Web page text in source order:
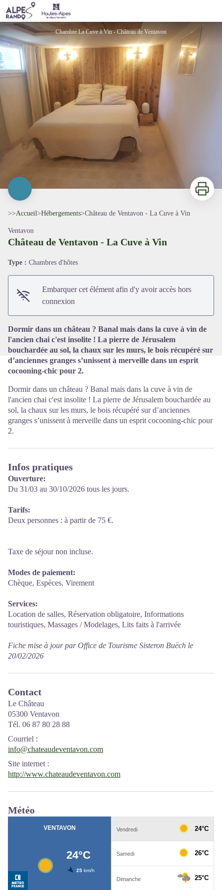
Château de Ventavon - La Cuve à Vin
Chambre La Cuve à Vin - Château de Ventavon
Voir l'image en plein écran
Imprimer
>>Accueil>Hébergements>Château de Ventavon - La Cuve à Vin
Ventavon
Château de Ventavon - La Cuve à Vin
Type : Chambres d'hôtes
Embarquer cet élément afin d'y avoir accès hors
connexion
Dormir dans un château ? Banal mais dans la cuve à vin de
l'ancien chai c'est insolite ! La pierre de Jérusalem
bouchardée au sol, la chaux sur les murs, le bois récupéré sur
d’anciennes granges s’unissent à merveille dans un esprit
cocooning-chic pour 2.
Dormir dans un château ? Banal mais dans la cuve à vin de
l'ancien chai c'est insolite ! La pierre de Jérusalem bouchardée au
sol, la chaux sur les murs, le bois récupéré sur d’anciennes
granges s’unissent à merveille dans un esprit cocooning-chic pour
2.
Infos pratiques
Ouverture:
Du 31/03 au 30/10/2026 tous les jours.
Tarifs:
Deux personnes : à partir de 75 €.
Taxe de séjour non incluse.
Modes de paiement:
Chèque, Espèces, Virement
Services:
Location de salles, Réservation obligatoire, Informations
touristiques, Massages / Modelages, Lits faits à l'arrivée
Fiche mise à jour par Office de Tourisme Sisteron Buëch le
20/02/2026
Contact
Le Château
05300 Ventavon
Tél. 06 87 80 28 88
Courriel :
info@chateaudeventavon.com
Site internet :
http://www.chateaudeventavon.com
Météo